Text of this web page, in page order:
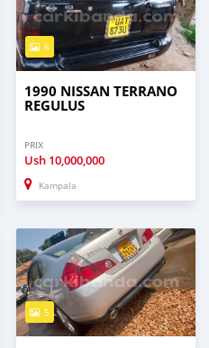
6
1990 NISSAN TERRANO
REGULUS
PRIX
Ush 10,000,000
Kampala
5